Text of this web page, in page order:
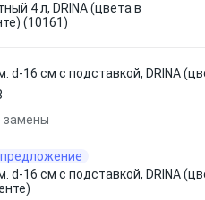
4 л, DRINA (цвета в
(10161)
d-16 cм с подставкой, DRINA
замены
d-16 cм с подставкой, DRINA